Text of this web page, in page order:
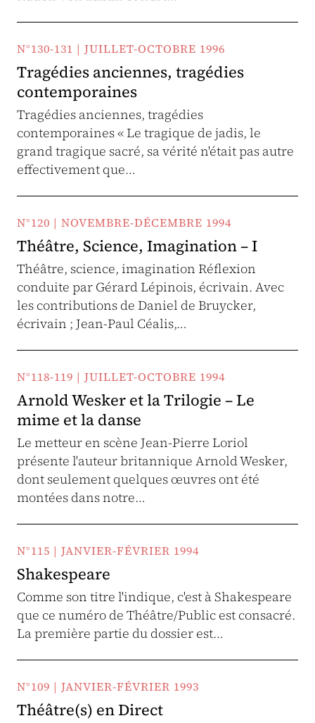
N°130-131 | JUILLET-OCTOBRE 1996
Tragédies anciennes, tragédies
contemporaines
Tragédies anciennes, tragédies
contemporaines « Le tragique de jadis, le
grand tragique sacré, sa vérité n'était pas autre
effectivement que…
N°120 | NOVEMBRE-DÉCEMBRE 1994
Théâtre, Science, Imagination – I
Théâtre, science, imagination Réflexion
conduite par Gérard Lépinois, écrivain. Avec
les contributions de Daniel de Bruycker,
écrivain ; Jean-Paul Céalis,…
N°118-119 | JUILLET-OCTOBRE 1994
Arnold Wesker et la Trilogie – Le
mime et la danse
Le metteur en scène Jean-Pierre Loriol
présente l'auteur britannique Arnold Wesker,
dont seulement quelques œuvres ont été
montées dans notre…
N°115 | JANVIER-FÉVRIER 1994
Shakespeare
Comme son titre l'indique, c'est à Shakespeare
que ce numéro de Théâtre/Public est consacré.
La première partie du dossier est…
N°109 | JANVIER-FÉVRIER 1993
Théâtre(s) en Direct